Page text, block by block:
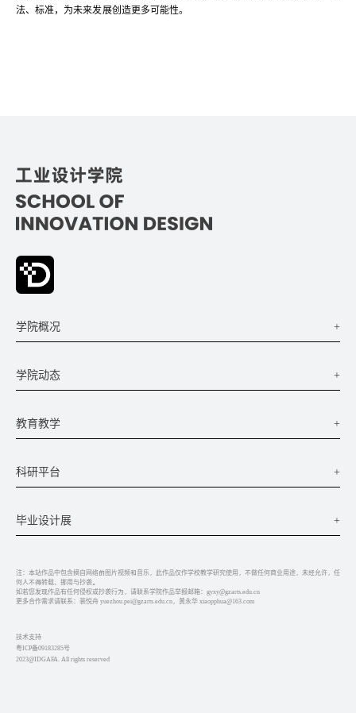
法、标准，为未来发展创造更多可能性。
学院概况 +
学院动态 +
教育教学 +
科研平台 +
毕业设计展 +
注：本站作品中包含摘自网络的图片视频和音乐，此作品仅作学校教学研究使用，不做任何商业用途，未经允许，任
何人不得转载、挪用与抄袭。
如若您发现作品有任何侵权或抄袭行为，请联系学院作品举报邮箱：gyxy@gzarts.edu.cn
更多合作需求请联系：裴悦舟 yuezhou.pei@gzarts.edu.cn，黄永华 xiaopphua@163.com
技术支持
粤ICP备09183285号
2023@IDGAFA. All rights reserved